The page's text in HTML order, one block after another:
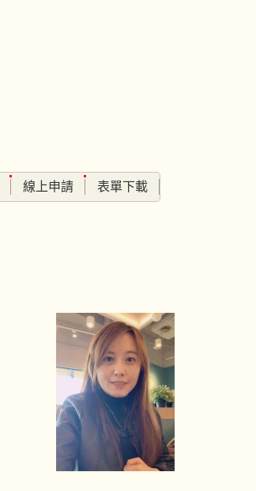
線上申請 表單下載